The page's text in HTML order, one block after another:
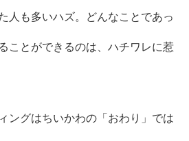
人も多いハズ。どんなことであっ
ことができるのは、ハチワレに惹
ングはちいかわの「おわり」では